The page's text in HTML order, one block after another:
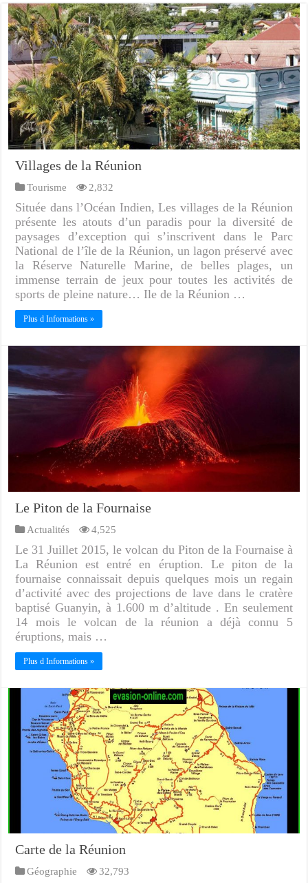
Villages de la Réunion
Tourisme 2,832
Située dans l’Océan Indien, Les villages de la Réunion
présente les atouts d’un paradis pour la diversité de
paysages d’exception qui s’inscrivent dans le Parc
National de l’île de la Réunion, un lagon préservé avec
la Réserve Naturelle Marine, de belles plages, un
immense terrain de jeux pour toutes les activités de
sports de pleine nature… Ile de la Réunion …
Plus d Informations »
Le Piton de la Fournaise
Actualités 4,525
Le 31 Juillet 2015, le volcan du Piton de la Fournaise à
La Réunion est entré en éruption. Le piton de la
fournaise connaissait depuis quelques mois un regain
d’activité avec des projections de lave dans le cratère
baptisé Guanyin, à 1.600 m d’altitude . En seulement
14 mois le volcan de la réunion a déjà connu 5
éruptions, mais …
Plus d Informations »
Carte de la Réunion
Géographie 32,793